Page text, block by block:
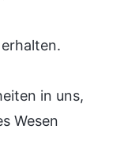
in uns,
Wesen